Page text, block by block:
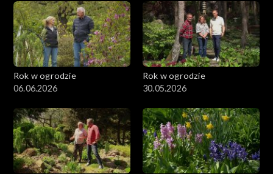
Rok w ogrodzie
06.06.2026
Rok w ogrodzie
30.05.2026